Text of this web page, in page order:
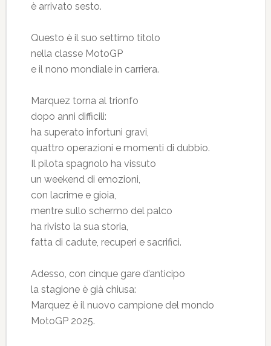
è arrivato sesto.
Questo è il suo settimo titolo
nella classe MotoGP
e il nono mondiale in carriera.
Marquez torna al trionfo
dopo anni difficili:
ha superato infortuni gravi,
quattro operazioni e momenti di dubbio.
Il pilota spagnolo ha vissuto
un weekend di emozioni,
con lacrime e gioia,
mentre sullo schermo del palco
ha rivisto la sua storia,
fatta di cadute, recuperi e sacrifici.
Adesso, con cinque gare d’anticipo
la stagione è già chiusa:
Marquez è il nuovo campione del mondo
MotoGP 2025.